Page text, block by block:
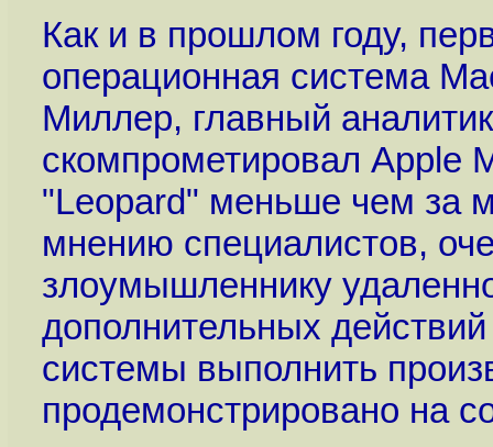
Как и в прошлом году,
операционная система
Миллер, главный
скомпрометировал Apple
"Leopard" меньше чем за
мнению специалистов,
злоумышленнику
дополнительных
системы выполнить
продемонстрировано на